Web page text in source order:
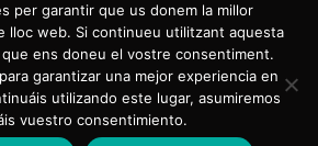
Tots els drets reservats / Todos los derechos
web dedicada a la difusió de contingut sobre la
L'escut de NHLmania.com és propietat de la
una web dedicada a la difusión de contenido sobre
como en catalán. El escudo deNHLmania.com es
propiedad de dicha web.
per garantir que us donem la millor
lloc web. Si continueu utilitzant aquesta
que ens doneu el vostre consentiment.
garantizar una mejor experiencia en
utilizando este lugar, asumiremos
vuestro consentimiento.